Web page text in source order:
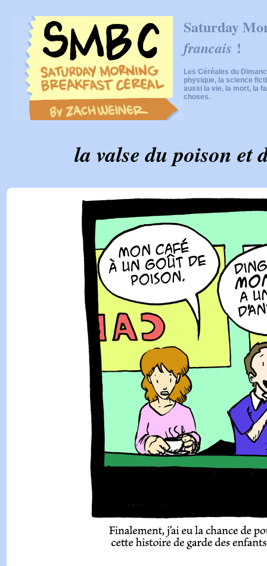
Saturday
francais !
Les Céréales du
physique, la science
aussi la vie, la mort, la
choses.
la valse du poison et